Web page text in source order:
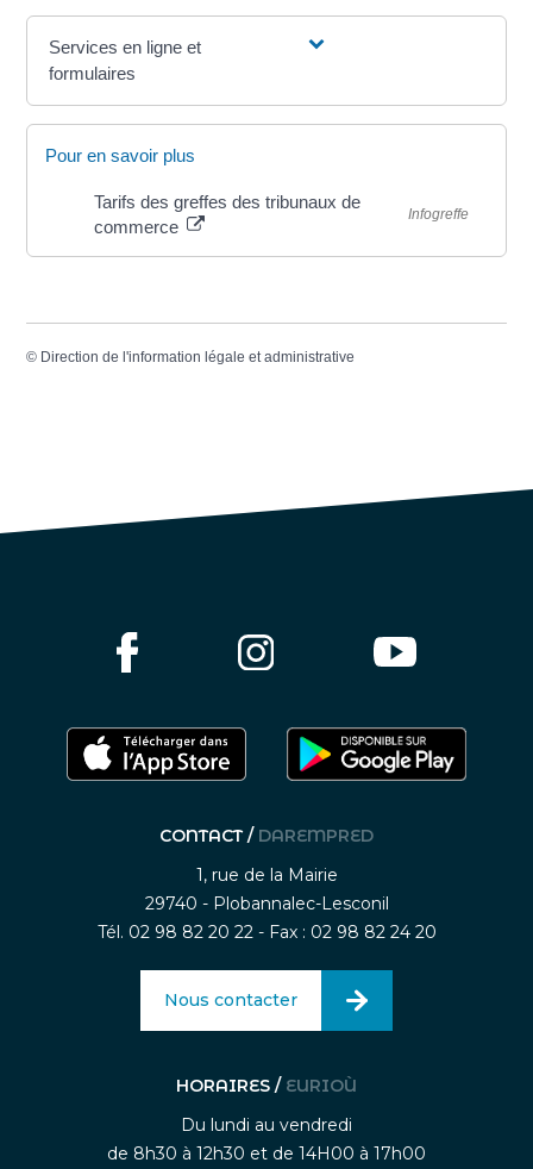
Services en ligne et
formulaires
Pour en savoir plus
Tarifs des greffes des tribunaux de
commerce
Infogreffe
© Direction de l'information légale et administrative
CONTACT / DAREMPRED
1, rue de la Mairie
29740 - Plobannalec-Lesconil
Tél. 02 98 82 20 22 - Fax : 02 98 82 24 20
Nous contacter
HORAIRES / EURIOÙ
Du lundi au vendredi
de 8h30 à 12h30 et de 14H00 à 17h00